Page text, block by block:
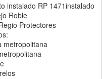
instalado RP 1471instalado
Roble
Protectores
metropolitana